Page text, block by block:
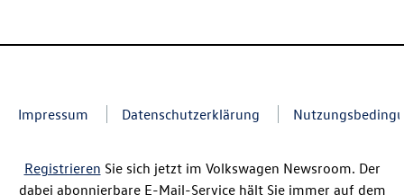
Impressum Datenschutzerklärung
Registrieren Sie sich jetzt im Volkswagen Newsroom. Der
dabei abonnierbare E-Mail-Service hält Sie immer auf dem